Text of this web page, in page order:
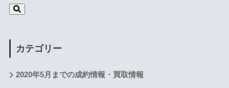
カテゴリー
2020年5月までの成約情報・買取情報